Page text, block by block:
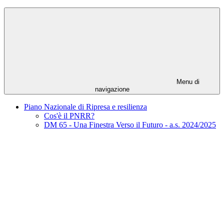
Menu di
navigazione
Piano Nazionale di Ripresa e resilienza
Cos'è il PNRR?
DM 65 - Una Finestra Verso il Futuro - a.s. 2024/2025